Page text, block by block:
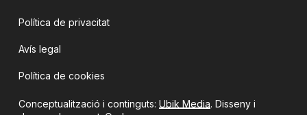
Política de privacitat
Avís legal
Política de cookies
Conceptualització i continguts: Ubik Media. Disseny i